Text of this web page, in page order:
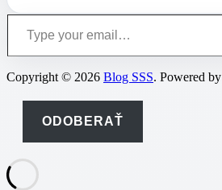
Type your email…
Copyright © 2026 Blog SSS. Powered by
ODOBERAŤ